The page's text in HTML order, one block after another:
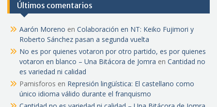
Últimos comentarios
Aarón Moreno en Colaboración en NT: Keiko Fujimori y
Roberto Sánchez pasan a segunda vuelta
No es por quienes votaron por otro partido, es por quienes
votaron en blanco – Una Bitácora de Jomra en Cantidad no
es variedad ni calidad
Pamisforos en Represión lingüística: El castellano como
único idioma válido durante el franquismo